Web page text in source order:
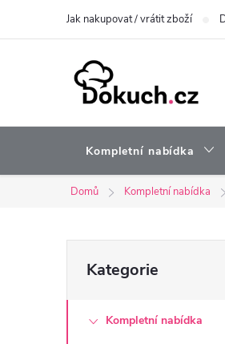
Jak nakupovat / vrátit zboží
Kompletní nabídka
Domů Kompletní nabídka
o
kategorie
Kategorie
Kompletní nabídka